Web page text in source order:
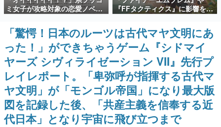
これからのデジタルゲーム市場を担う若きクリエイター達
の姿を追い、彼らのルーツと情熱を探っていきます。
ゲーム世代の作家たち
ゲームに多大な影響を受けた作家さんに取材し、ゲームが
日本のコンテンツ産業やカルチャーに与えた影響を探る企
画です。
日本モバイルゲーム産業史
日本のモバイルゲーム史における主要なトピック・タイト
ルを網羅するほか、開発者へのインタビューや識者による
解説を掲載。約20年の歴史が一望できる決定版！
若ゲのいたり〜ゲームクリエイターの青春〜
『うつヌケ』『ペンと箸』等で知られるマンガ家・田中圭
ミ女子が攻略対象の恋愛ノベル
ゲーム『美術部カノジョ』
Steamストアページが公開。
「お前らーそろそろ自重しろ
ー？＾＾」暗黒微笑の夢女子
や、萌え声不思議ちゃん女子と
青春を謳歌
『FFタクティクス』に影響を受
けた新作戦略RPG『Beaten
Path』2027年に発売へ。
PC（Steam）、PS5、Xbox、
Switch向けにリリース予定
「驚愕！日本のルーツは古代マヤ文明にあ
った！」ができちゃうゲーム『シドマイ
ヤーズ シヴィライゼーション VII』先行プ
レイレポート。「卑弥呼が指揮する古代マ
ヤ文明」が「モンゴル帝国」になり最大版
図を記録した後、「共産主義を信奉する近
代日本」となり宇宙に飛び立つまで